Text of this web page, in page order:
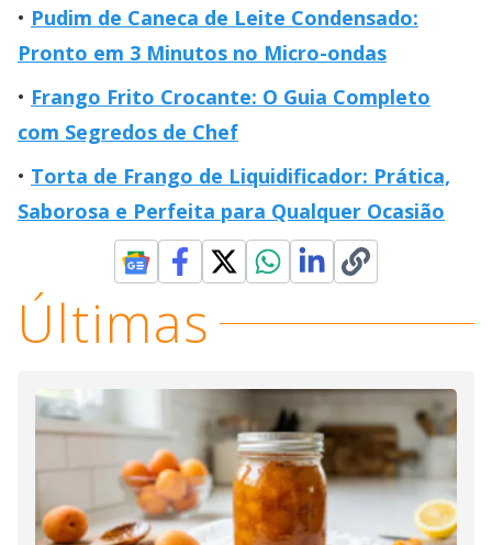
Pudim de Caneca de Leite Condensado:
Pronto em 3 Minutos no Micro-ondas
Frango Frito Crocante: O Guia Completo
com Segredos de Chef
Torta de Frango de Liquidificador: Prática,
Saborosa e Perfeita para Qualquer Ocasião
Últimas